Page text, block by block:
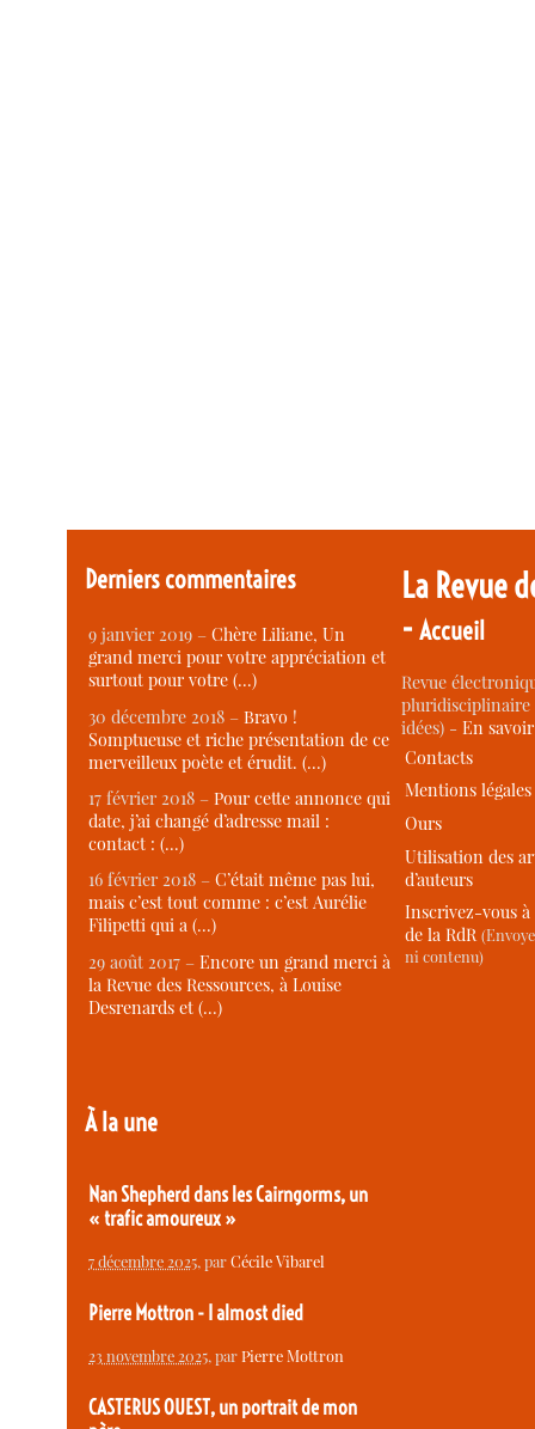
Derniers commentaires
9 janvier 2019 –Chère Liliane, Un
grand merci pour votre appréciation et
surtout pour votre (…)
30 décembre 2018 –Bravo !
Somptueuse et riche présentation de ce
merveilleux poète et érudit. (…)
17 février 2018 –Pour cette annonce qui
date, j’ai changé d’adresse mail :
contact : (…)
16 février 2018 –C’était même pas lui,
mais c’est tout comme : c’est Aurélie
Filipetti qui a (…)
29 août 2017 –Encore un grand merci à
la Revue des Ressources, à Louise
Desrenards et (…)
À la une
Nan Shepherd dans les Cairngorms, un
« trafic amoureux »
7 décembre 2025, parCécile Vibarel
Pierre Mottron - I almost died
23 novembre 2025, parPierre Mottron
CASTERUS OUEST, un portrait de mon
La Revue
-Accueil
Revue
idées) -En
Contacts
Mentions légales
Ours
Utilisation des
d’auteurs
Inscrivez-vous
de la RdR
ni contenu)